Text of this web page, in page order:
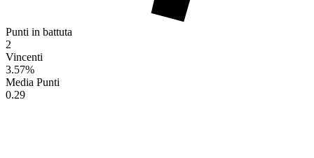
Punti in battuta
2
Vincenti
3.57%
Media Punti
0.29